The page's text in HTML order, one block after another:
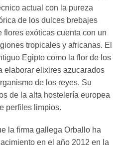
actual con la pureza
de los dulces brebajes
exóticas cuenta con un
tropicales y africanas. El
Egipto como la flor de los
elaborar elixires azucarados
de los reyes. Su
de la alta hostelería europea
perfiles limpios.
la firma gallega Orballo ha
en el año 2012 en la